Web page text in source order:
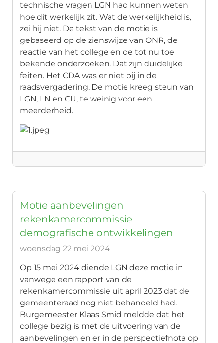
technische vragen LGN had kunnen weten
hoe dit werkelijk zit. Wat de werkelijkheid is,
zei hij niet. De tekst van de motie is
gebaseerd op de zienswijze van ONR, de
reactie van het college en de tot nu toe
bekende onderzoeken. Dat zijn duidelijke
feiten. Het CDA was er niet bij in de
raadsvergadering. De motie kreeg steun van
LGN, LN en CU, te weinig voor een
meerderheid.
Motie aanbevelingen
rekenkamercommissie
demografische ontwikkelingen
woensdag 22 mei 2024
Op 15 mei 2024 diende LGN deze motie in
vanwege een rapport van de
rekenkamercommissie uit april 2023 dat de
gemeenteraad nog niet behandeld had.
Burgemeester Klaas Smid meldde dat het
college bezig is met de uitvoering van de
aanbevelingen en er in de perspectiefnota op